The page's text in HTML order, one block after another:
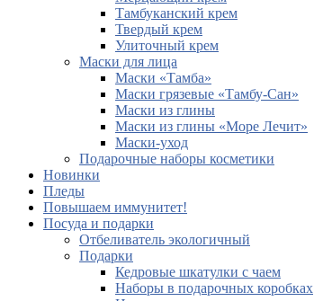
Тамбуканский крем
Твердый крем
Улиточный крем
Маски для лица
Маски «Тамба»
Маски грязевые «Тамбу-Сан»
Маски из глины
Маски из глины «Море Лечит»
Маски-уход
Подарочные наборы косметики
Новинки
Пледы
Повышаем иммунитет!
Посуда и подарки
Отбеливатель экологичный
Подарки
Кедровые шкатулки с чаем
Наборы в подарочных коробках